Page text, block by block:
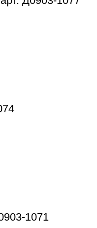
1071